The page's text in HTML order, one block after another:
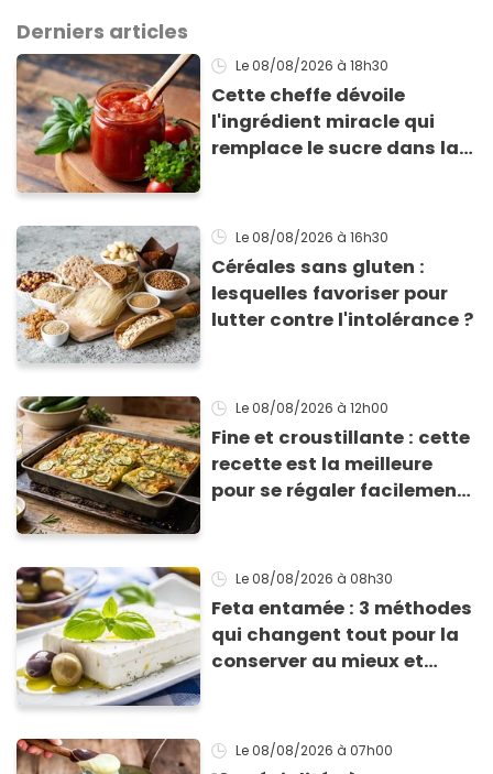
Derniers articles
Le 08/08/2026 à 18h30
Cette cheffe dévoile
l'ingrédient miracle qui
remplace le sucre dans la
Le 08/08/2026 à 16h30
Céréales sans gluten :
lesquelles favoriser pour
lutter contre l'intolérance ?
Le 08/08/2026 à 12h00
Fine et croustillante : cette
recette est la meilleure
pour se régaler facilement
Le 08/08/2026 à 08h30
Feta entamée : 3 méthodes
qui changent tout pour la
conserver au mieux et
Le 08/08/2026 à 07h00